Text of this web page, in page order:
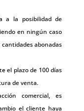
a la posibilidad de
en ningún caso
abonadas
el plazo de 100 días
de venta.
comercial, es
el cliente haya